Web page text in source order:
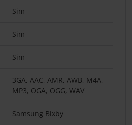
Sim
Sim
Sim
3GA, AAC, AMR, AWB, M4A,
MP3, OGA, OGG, WAV
Samsung Bixby